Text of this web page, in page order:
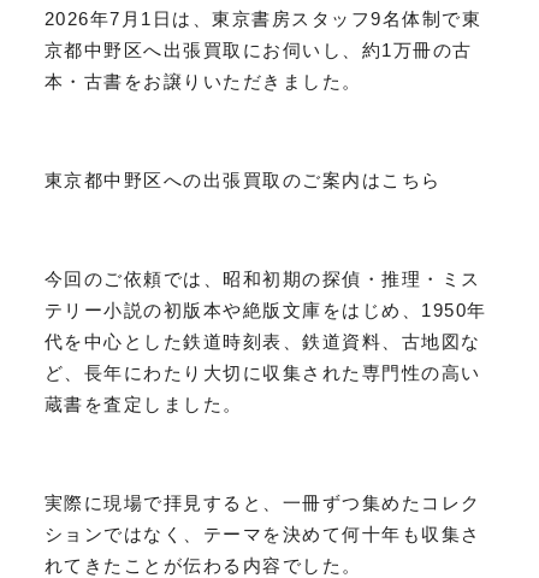
2026年7月1日は、東京書房スタッフ9名体制で東
京都中野区へ出張買取にお伺いし、約1万冊の古
本・古書をお譲りいただきました。
東京都中野区への出張買取のご案内はこちら
今回のご依頼では、昭和初期の探偵・推理・ミス
テリー小説の初版本や絶版文庫をはじめ、1950年
代を中心とした鉄道時刻表、鉄道資料、古地図な
ど、長年にわたり大切に収集された専門性の高い
蔵書を査定しました。
実際に現場で拝見すると、一冊ずつ集めたコレク
ションではなく、テーマを決めて何十年も収集さ
れてきたことが伝わる内容でした。